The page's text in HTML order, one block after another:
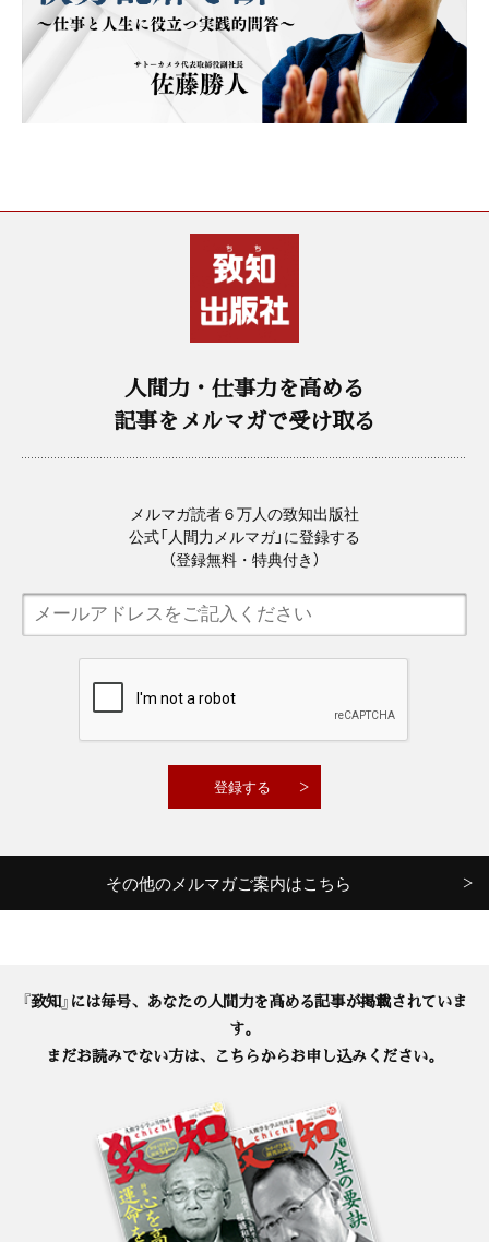
人間力・仕事力を高める
記事をメルマガで受け取る
メルマガ読者６万人の致知出版社
公式「人間力メルマガ」に登録する
（登録無料・特典付き）
その他のメルマガご案内はこちら
『致知』には毎号、あなたの人間力を高める記事が掲載されていま
す。
まだお読みでない方は、こちらからお申し込みください。